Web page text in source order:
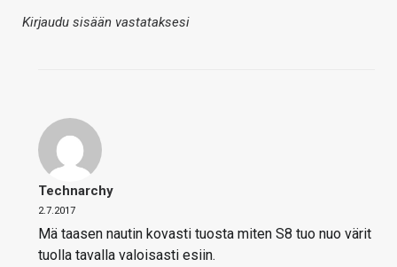
Kirjaudu sisään vastataksesi
Technarchy
2.7.2017
Mä taasen nautin kovasti tuosta miten S8 tuo nuo värit
tuolla tavalla valoisasti esiin.